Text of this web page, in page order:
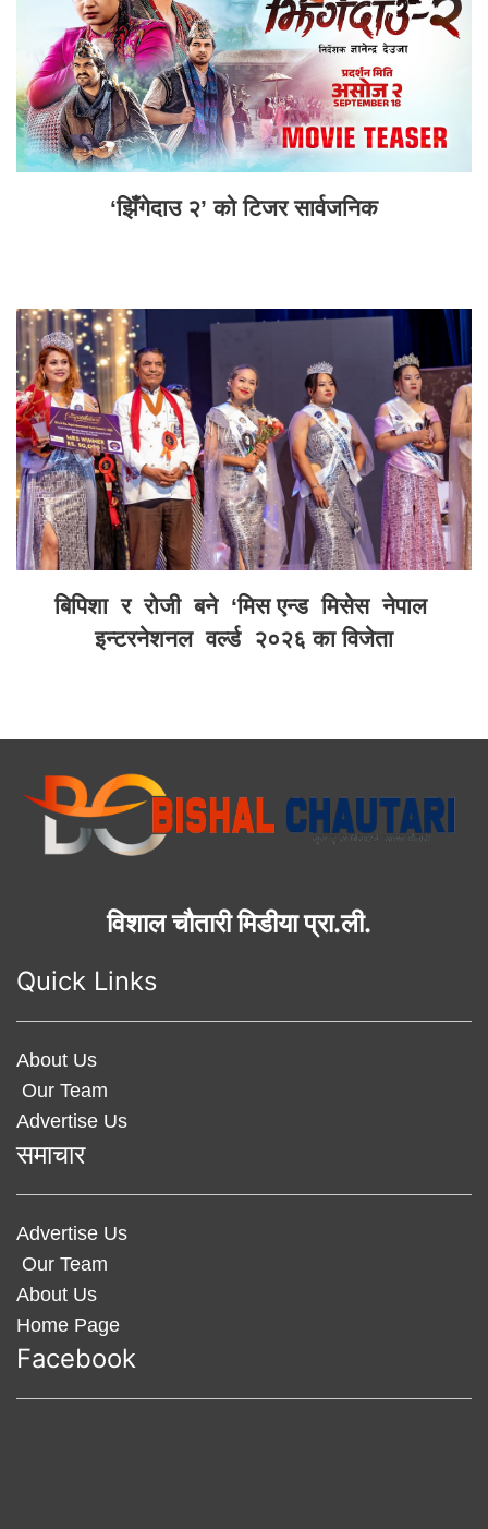
‘झिँगेदाउ २’ को टिजर सार्वजनिक
बिपिशा र रोजी बने ‘मिस एन्ड मिसेस नेपाल
इन्टरनेशनल वर्ल्ड २०२६ का विजेता
विशाल चौतारी मिडीया प्रा.ली.
Quick Links
About Us
Our Team
Advertise Us
समाचार
Advertise Us
Our Team
About Us
Home Page
Facebook